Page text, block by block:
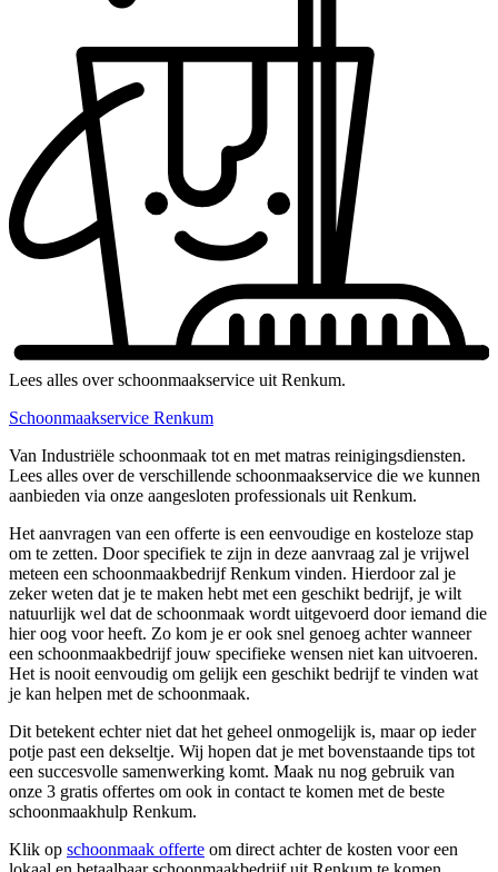
Lees alles over schoonmaakservice uit Renkum.
Schoonmaakservice Renkum
Van Industriële schoonmaak tot en met matras reinigingsdiensten.
Lees alles over de verschillende schoonmaakservice die we kunnen
aanbieden via onze aangesloten professionals uit Renkum.
Het aanvragen van een offerte is een eenvoudige en kosteloze stap
om te zetten. Door specifiek te zijn in deze aanvraag zal je vrijwel
meteen een schoonmaakbedrijf Renkum vinden. Hierdoor zal je
zeker weten dat je te maken hebt met een geschikt bedrijf, je wilt
natuurlijk wel dat de schoonmaak wordt uitgevoerd door iemand die
hier oog voor heeft. Zo kom je er ook snel genoeg achter wanneer
een schoonmaakbedrijf jouw specifieke wensen niet kan uitvoeren.
Het is nooit eenvoudig om gelijk een geschikt bedrijf te vinden wat
je kan helpen met de schoonmaak.
Dit betekent echter niet dat het geheel onmogelijk is, maar op ieder
potje past een dekseltje. Wij hopen dat je met bovenstaande tips tot
een succesvolle samenwerking komt. Maak nu nog gebruik van
onze 3 gratis offertes om ook in contact te komen met de beste
schoonmaakhulp Renkum.
Klik op schoonmaak offerte om direct achter de kosten voor een